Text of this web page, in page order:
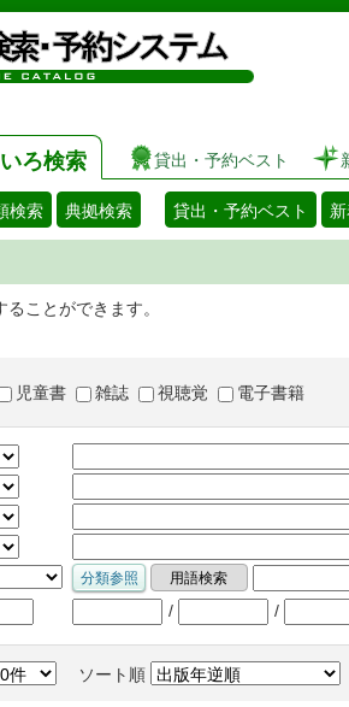
図書館 蔵
ろ検索 貸出・予約ベスト
検索 典拠検索 貸出・予約ベスト
ことができます。
児童書 雑誌 視聴覚 電子書籍
/ /
ソート順